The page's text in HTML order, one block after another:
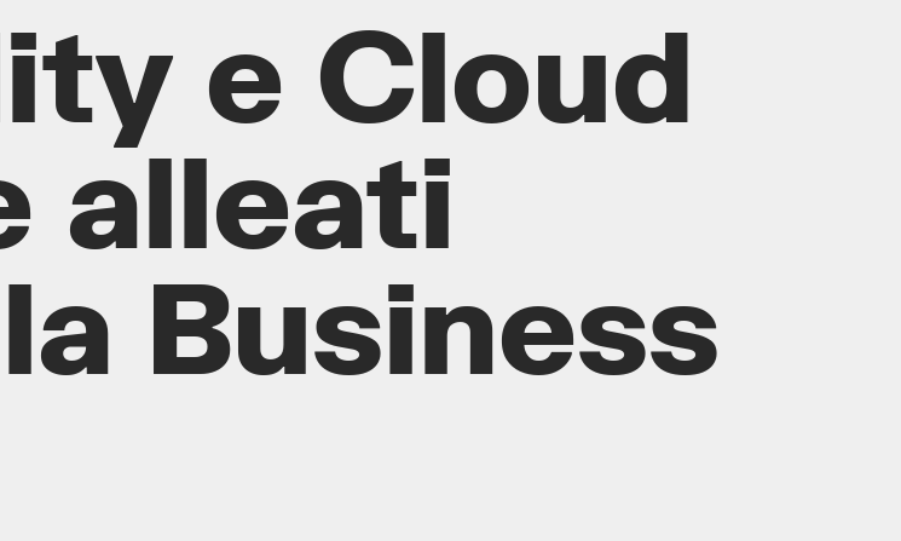
e Cloud
alleati
Business